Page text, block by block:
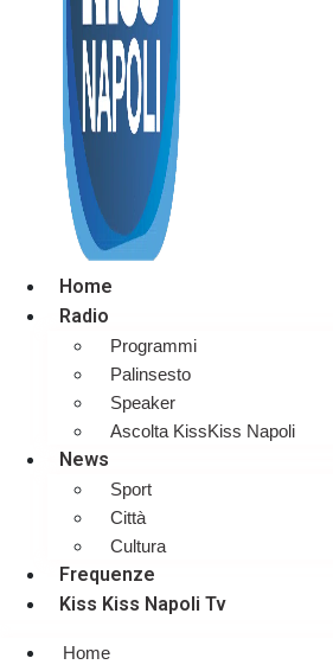
Home
Radio
Programmi
Palinsesto
Speaker
Ascolta KissKiss Napoli
News
Sport
Città
Cultura
Frequenze
Kiss Kiss Napoli Tv
Home